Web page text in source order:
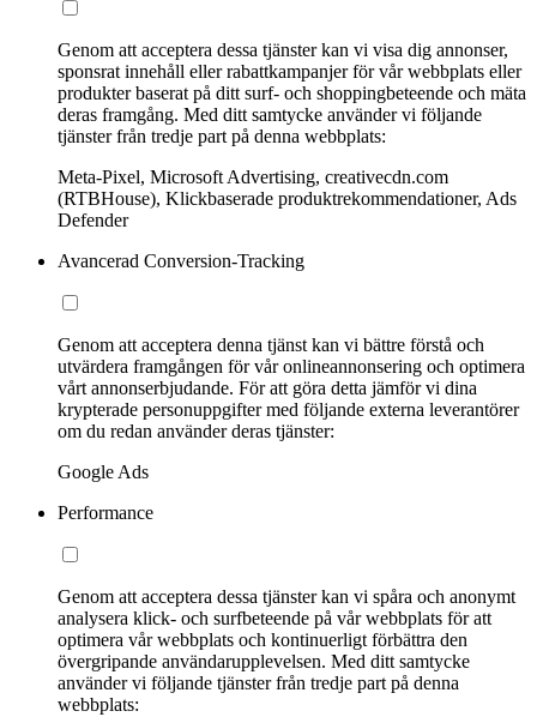
Genom att acceptera dessa tjänster kan vi visa dig annonser,
sponsrat innehåll eller rabattkampanjer för vår webbplats eller
produkter baserat på ditt surf- och shoppingbeteende och mäta
deras framgång. Med ditt samtycke använder vi följande
tjänster från tredje part på denna webbplats:
Meta-Pixel, Microsoft Advertising, creativecdn.com
(RTBHouse), Klickbaserade produktrekommendationer, Ads
Defender
Avancerad Conversion-Tracking
Genom att acceptera denna tjänst kan vi bättre förstå och
utvärdera framgången för vår onlineannonsering och optimera
vårt annonserbjudande. För att göra detta jämför vi dina
krypterade personuppgifter med följande externa leverantörer
om du redan använder deras tjänster:
Google Ads
Performance
Genom att acceptera dessa tjänster kan vi spåra och anonymt
analysera klick- och surfbeteende på vår webbplats för att
optimera vår webbplats och kontinuerligt förbättra den
övergripande användarupplevelsen. Med ditt samtycke
använder vi följande tjänster från tredje part på denna
webbplats: